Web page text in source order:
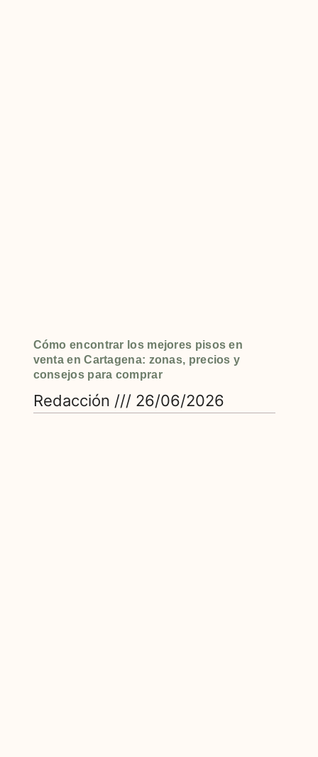
Cómo encontrar los mejores pisos en
venta en Cartagena: zonas, precios y
consejos para comprar
Redacción 26/06/2026